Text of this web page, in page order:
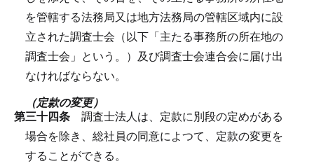
を管轄する法務局又は地方法務局の管轄区域内に設
立された調査士会（以下「主たる事務所の所在地の
調査士会」という。）及び調査士会連合会に届け出
なければならない。
（定款の変更）
第三十四条 調査士法人は、定款に別段の定めがある
場合を除き、総社員の同意によつて、定款の変更を
することができる。